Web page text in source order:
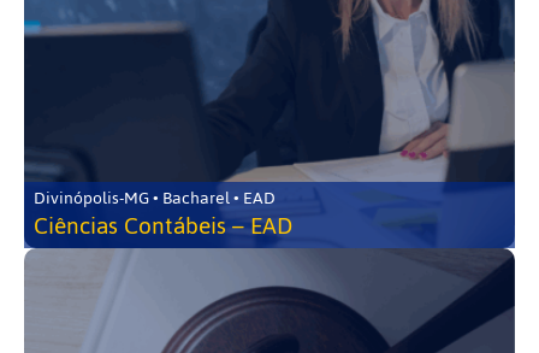
Divinópolis-MG • Bacharel • EAD
Ciências Contábeis – EAD